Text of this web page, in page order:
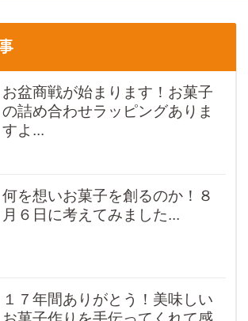
お盆商戦が始まります！お菓子
の詰め合わせラッピングありま
すよ...
何を想いお菓子を創るのか！８
月６日に考えてみました...
１７年間ありがとう！美味しい